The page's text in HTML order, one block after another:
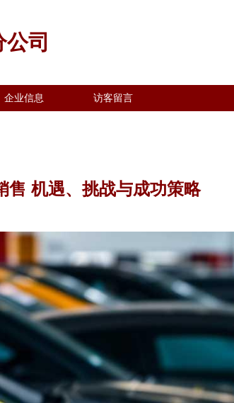
司
企业信息 访客留言
售 机遇、挑战与成功策略